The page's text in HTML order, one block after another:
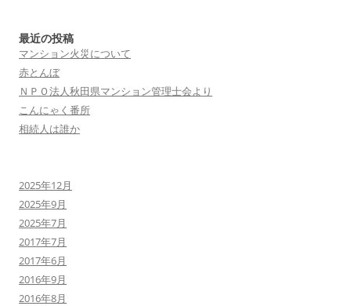
ー
シ
ョ
ン
最近の投稿
マンション火災について
赤とんぼ
ＮＰＯ法人秋田県マンション管理士会より
こんにゃく番所
相続人は誰か
2025年12月
2025年9月
2025年7月
2017年7月
2017年6月
2016年9月
2016年8月